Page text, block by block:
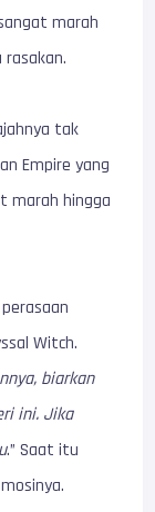
marah
tak
Empire yang
marah hingga
Witch.
biarkan
ini. Jika
.” Saat itu